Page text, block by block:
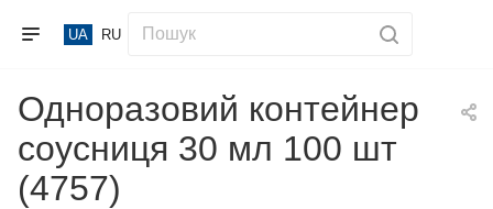
UA RU
Одноразовий контейнер
соусниця 30 мл 100 шт
(4757)